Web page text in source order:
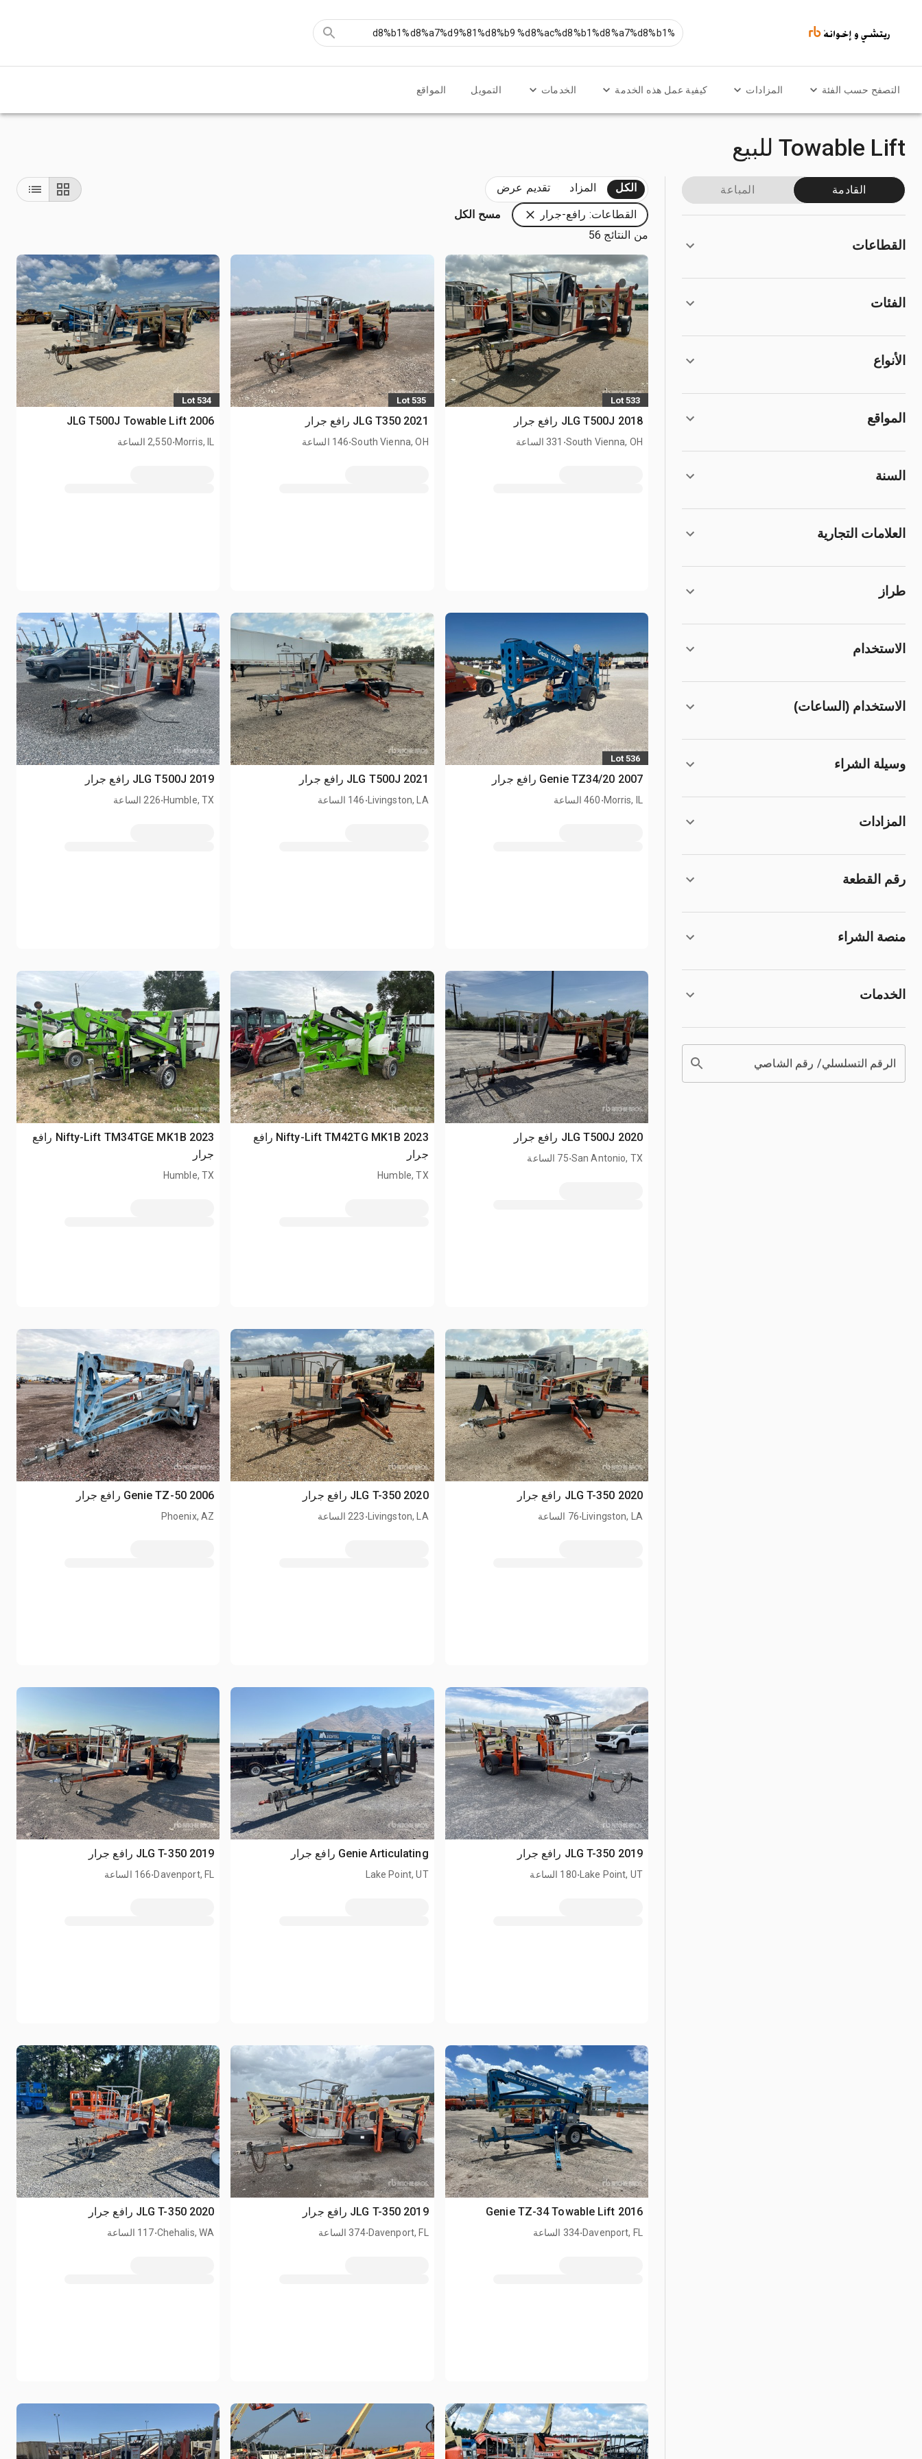
التصفح حسب الفئة المزادات كيفية عمل هذه الخدمة الخدمات التمويل المواقع
Towable Lift للبيع
القادمة المباعة
القطاعات
الفئات
الأنواع
المواقع
السنة
العلامات التجارية
طراز
الاستخدام
الاستخدام (الساعات)
وسيلة الشراء
المزادات
رقم القطعة
منصة الشراء
الخدمات
الرقم التسلسلي/ رقم الشاصي
الكل المزاد تقديم عرض
القطاعات: رافع-جرار
مسح الكل
من النتائج 56
Lot 533
2018 JLG T500J رافع جرار
South Vienna, OH
. 331 الساعة
Lot 535
2021 JLG T350 رافع جرار
South Vienna, OH
.146 الساعة
Lot 534
2006 JLG T500J Towable Lift
Morris, IL
.2,550 الساعة
Lot 536
2007 Genie TZ34/20 رافع جرار
Morris, IL
.460 الساعة
2021 JLG T500J رافع جرار
Livingston, LA
.146 الساعة
2019 JLG T500J رافع جرار
Humble, TX
.226 الساعة
2020 JLG T500J رافع جرار
San Antonio, TX
.75 الساعة
2023 Nifty-Lift TM42TG MK1B رافع
جرار
Humble, TX
2023 Nifty-Lift TM34TGE MK1B رافع
جرار
Humble, TX
2020 JLG T-350 رافع جرار
Livingston, LA
.76 الساعة
2020 JLG T-350 رافع جرار
Livingston, LA
.223 الساعة
2006 Genie TZ-50 رافع جرار
Phoenix, AZ
2019 JLG T-350 رافع جرار
Lake Point, UT
.180 الساعة
Genie Articulating رافع جرار
Lake Point, UT
2019 JLG T-350 رافع جرار
Davenport, FL
.166 الساعة
2016 Genie TZ-34 Towable Lift
Davenport, FL
.334 الساعة
2019 JLG T-350 رافع جرار
Davenport, FL
.374 الساعة
2020 JLG T-350 رافع جرار
Chehalis, WA
.117 الساعة